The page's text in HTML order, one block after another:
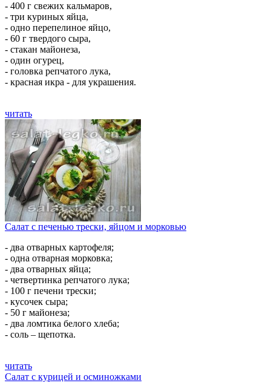
- 400 г свежих кальмаров,
- три куриных яйца,
- одно перепелиное яйцо,
- 60 г твердого сыра,
- стакан майонеза,
- один огурец,
- головка репчатого лука,
- красная икра - для украшения.
читать
Салат с печенью трески, яйцом и морковью
- два отварных картофеля;
- одна отварная морковка;
- два отварных яйца;
- четвертинка репчатого лука;
- 100 г печени трески;
- кусочек сыра;
- 50 г майонеза;
- два ломтика белого хлеба;
- соль – щепотка.
читать
Салат с курицей и осминожками